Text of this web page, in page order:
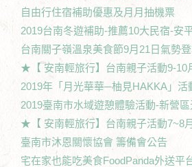
自由行住宿補助優惠及月月抽機票
2019台南冬遊補助-推薦10大民宿-安
台南關子嶺溫泉美食節9月21日氣勢
★【 安南輕旅行】台南親子活動9-
2019年「月光華華─柚見HAKKA」活
2019臺南市水域遊憩體驗活動-新營區
★【 安南輕旅行】台南親子活動7~8
臺南市沐恩關懷協會 籌備會公告
宅在家也能吃美食FoodPanda外送平